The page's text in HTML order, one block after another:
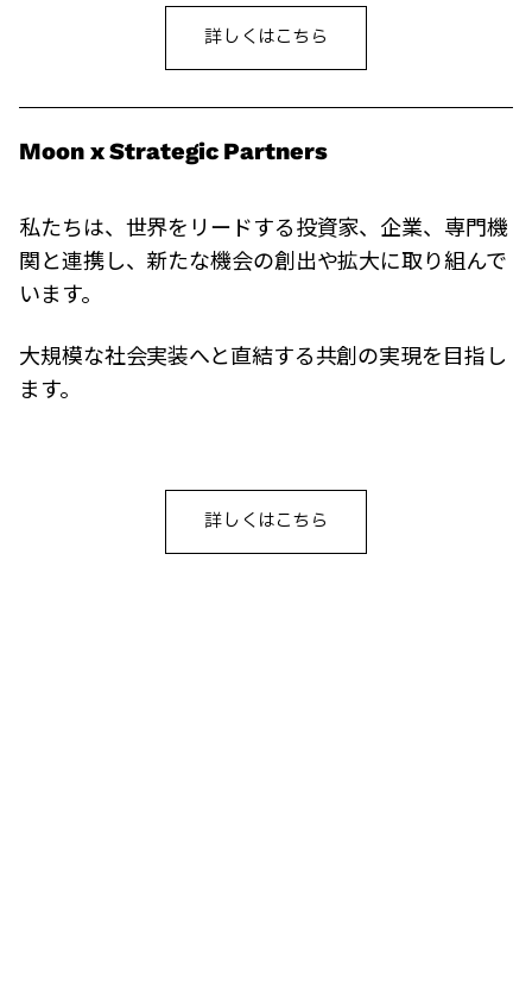
詳しくはこちら
Moon x Strategic Partners
私たちは、世界をリードする投資家、企業、専門機
関と連携し、新たな機会の創出や拡大に取り組んで
います。
大規模な社会実装へと直結する共創の実現を目指し
ます。
詳しくはこちら